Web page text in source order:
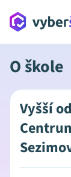
O škole
Vyšší